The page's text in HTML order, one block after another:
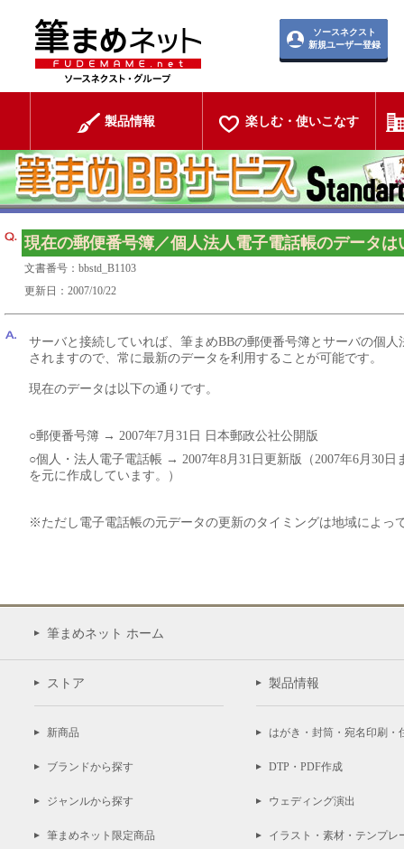
ソースネクスト
新規ユーザー登録
製品情報 楽しむ・使いこなす
現在の郵便番号簿／個人法人電子電話帳のデータは
文書番号：bbstd_B1103
更新日：2007/10/22
サーバと接続していれば、筆まめBBの郵便番号簿とサーバの個
されますので、常に最新のデータを利用することが可能です。
現在のデータは以下の通りです。
○郵便番号簿 → 2007年7月31日 日本郵政公社公開版
○個人・法人電子電話帳 → 2007年8月31日更新版（2007年6月30
を元に作成しています。）
※ただし電子電話帳の元データの更新のタイミングは地域によっ
筆まめネット ホーム
ストア
新商品
ブランドから探す
ジャンルから探す
筆まめネット限定商品
製品情報
はがき・封筒・宛名印刷・
DTP・PDF作成
ウェディング演出
イラスト・素材・テンプレ